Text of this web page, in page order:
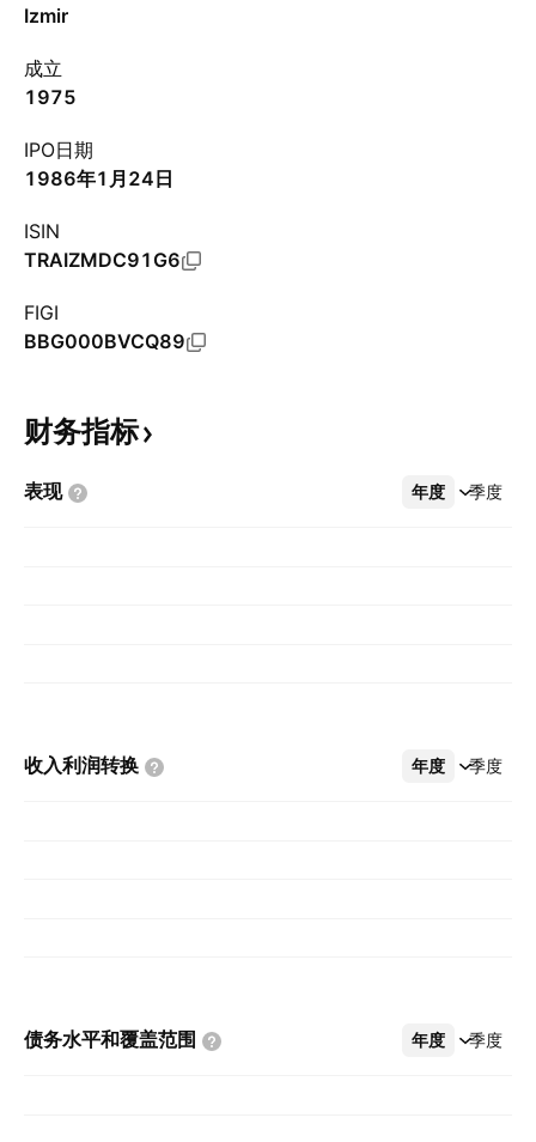
Izmir
成立
1975
IPO日期
1986年1月24日
ISIN
TRAIZMDC91G6
FIGI
BBG000BVCQ89
财务指标
表现 年度 季度
更多
收入利润转换 年度 季度
更多
债务水平和覆盖范围 年度 季度
更多